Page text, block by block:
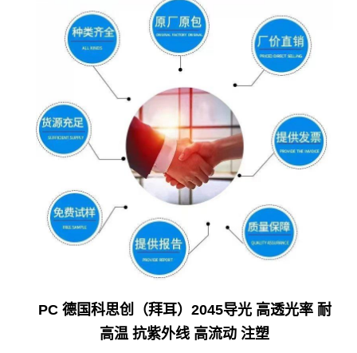
PC 德国科思创（拜耳）2045导光 高透光率 耐
高温 抗紫外线 高流动 注塑